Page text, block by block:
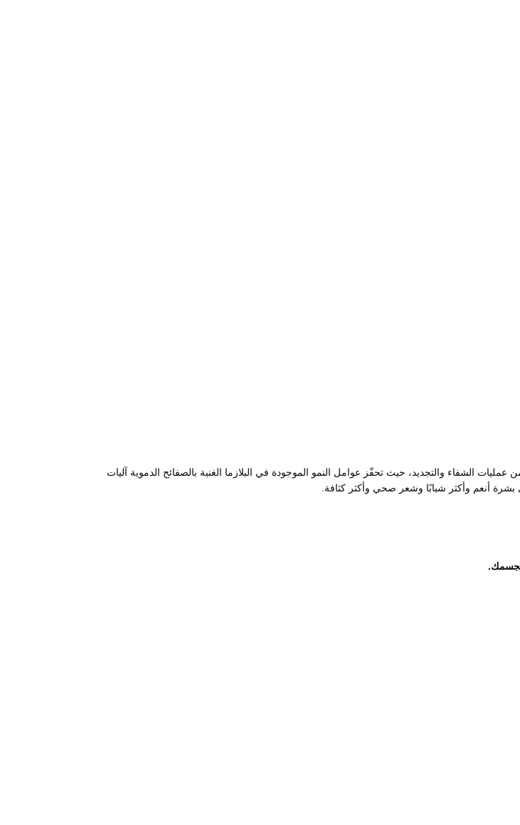
الشفاء والتجديد، حيث تحفّز عوامل النمو الموجودة في البلازما الغنية بالصفائح الدموية آليات
بشرة أنعم وأكثر شبابًا وشعر صحي وأكثر كثافة.